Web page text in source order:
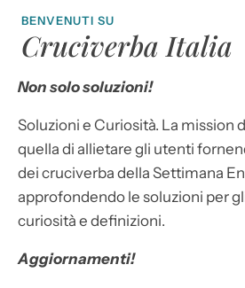
BENVENUTI SU
Cruciverba Italia
Non solo soluzioni!
Soluzioni e Curiosità. La mission
quella di allietare gli utenti
dei cruciverba della Settimana
approfondendo le soluzioni per
curiosità e definizioni.
Aggiornamenti!